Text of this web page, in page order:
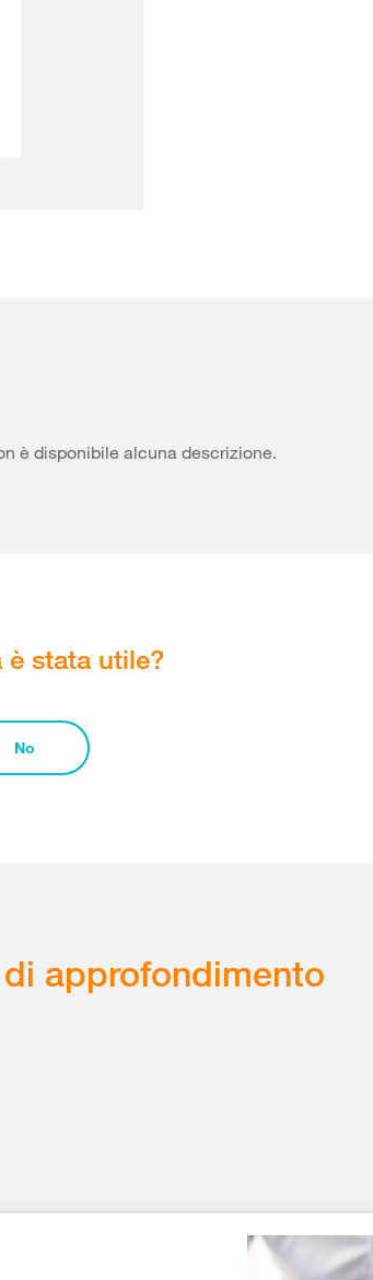
è disponibile alcuna descrizione.
è stata utile?
No
approfondimento